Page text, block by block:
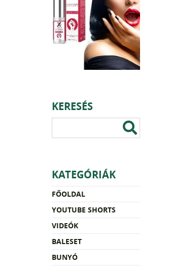
KERESÉS
KATEGÓRIÁK
FŐOLDAL
YOUTUBE SHORTS
VIDEÓK
BALESET
BUNYÓ